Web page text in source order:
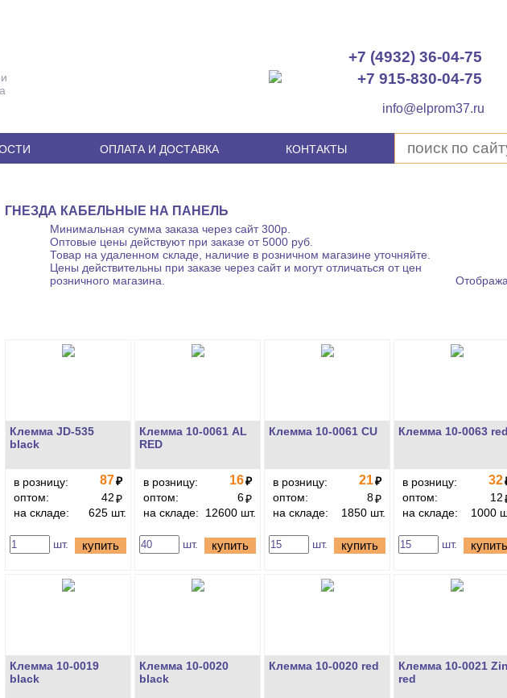
+7 (4932) 36-04-75
+7 915-830-04-75
info@elprom37.ru
ОПЛАТА И ДОСТАВКА КОНТАКТЫ
ГНЕЗДА КАБЕЛЬНЫЕ НА ПАНЕЛЬ
Минимальная сумма заказа через сайт 300р.
Оптовые цены действуют при заказе от 5000 руб.
Товар на удаленном складе, наличие в розничном магазине уточняйте.
Цены действительны при заказе через сайт и могут отличаться от цен
розничного магазина.
Клемма JD-535
black
в розницу: 87₽
оптом:
42₽
на складе:
625 шт.
шт. купить
Клемма 10-0061 AL
RED
в розницу: 16₽
оптом:
6₽
на складе:
12600 шт.
шт. купить
Клемма 10-0061 CU
в розницу: 21₽
оптом:
8₽
на складе:
1850 шт.
шт. купить
Клемма 10-0063 red
в розницу: 32
оптом:
12
на складе:
1000
шт. купить
Клемма 10-0019
black
Клемма 10-0020
black
Клемма 10-0020 red
Клемма 10-0021
red